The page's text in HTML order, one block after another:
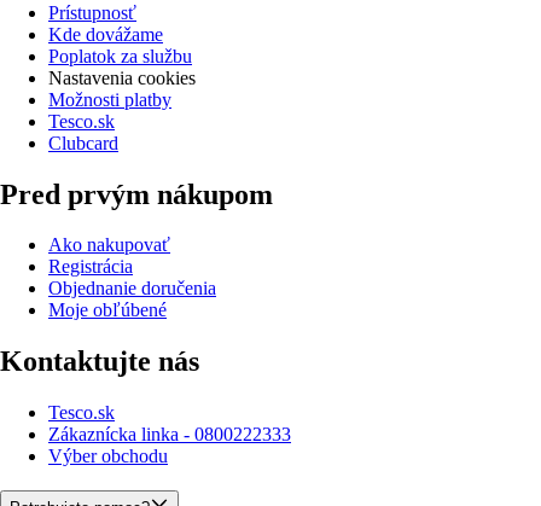
Prístupnosť
Kde dovážame
Poplatok za službu
Nastavenia cookies
Možnosti platby
Tesco.sk
Clubcard
Pred prvým nákupom
Ako nakupovať
Registrácia
Objednanie doručenia
Moje obľúbené
Kontaktujte nás
Tesco.sk
Zákaznícka linka - 0800222333
Výber obchodu